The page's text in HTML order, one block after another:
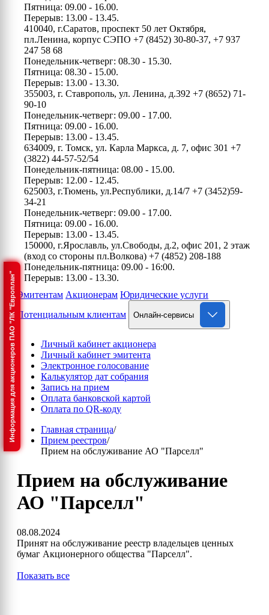
Информация для акционеров ПАО "ЛК "Европлан"
Пятница: 09.00 - 16.00.
Перерыв: 13.00 - 13.45.
410040, г.Саратов, проспект 50 лет Октября,
пл.Ленина, корпус СЭПО +7 (8452) 30-80-37, +7 937
247 58 68
Понедельник-четверг: 08.30 - 15.30.
Пятница: 08.30 - 15.00.
Перерыв: 13.00 - 13.30.
355003, г. Ставрополь, ул. Ленина, д.392 +7 (8652) 71-
90-10
Понедельник-четверг: 09.00 - 17.00.
Пятница: 09.00 - 16.00.
Перерыв: 13.00 - 13.45.
634009, г. Томск, ул. Карла Маркса, д. 7, офис 301 +7
(3822) 44-57-52/54
Понедельник-пятница: 08.00 - 15.00.
Перерыв: 12.00 - 12.45.
625003, г.Тюмень, ул.Республики, д.14/7 +7 (3452)59-
34-21
Понедельник-четверг: 09.00 - 17.00.
Пятница: 09.00 - 16.00.
Перерыв: 13.00 - 13.45.
150000, г.Ярославль, ул.Свободы, д.2, офис 201, 2 этаж
(вход со стороны пл.Волкова) +7 (4852) 208-188
Понедельник-пятница: 09.00 - 16:00.
Перерыв: 13.00 - 13.30.
Эмитентам Акционерам Юридические услуги
Потенциальным клиентам
Онлайн-сервисы
Личный кабинет акционера
Личный кабинет эмитента
Электронное голосование
Калькулятор дат собрания
Запись на прием
Оплата банковской картой
Оплата по QR-коду
Главная страница/
Прием реестров/
Прием на обслуживание АО "Парселл"
Прием на обслуживание
АО "Парселл"
08.08.2024
Принят на обслуживание реестр владельцев ценных
бумаг Акционерного общества "Парселл".
Показать все